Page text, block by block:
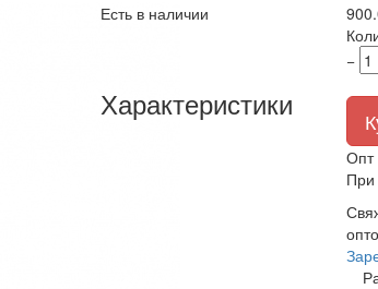
Есть в наличии
Характеристики
−
Опт
При